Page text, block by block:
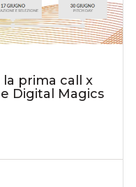
prima call x
Digital Magics